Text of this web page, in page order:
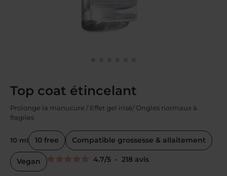
Top coat étincelant
Prolonge la manucure / Effet gel irisé/ Ongles normaux à
fragiles
10 ml 10 free Compatible grossesse & allaitement
Vegan 4.7/5 - 218 avis